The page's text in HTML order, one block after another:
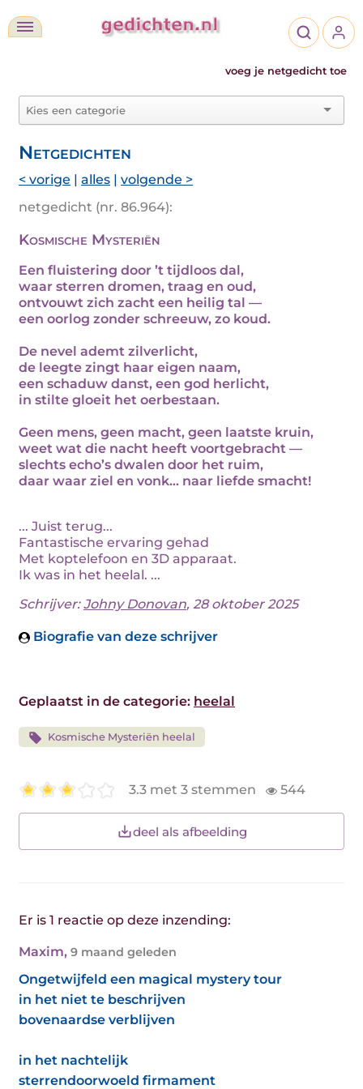
voeg je netgedicht toe
Netgedichten
< vorige | alles | volgende >
netgedicht (nr. 86.964):
Kosmische Mysteriën
Een fluistering door ’t tijdloos dal,
waar sterren dromen, traag en oud,
ontvouwt zich zacht een heilig tal —
een oorlog zonder schreeuw, zo koud.
De nevel ademt zilverlicht,
de leegte zingt haar eigen naam,
een schaduw danst, een god herlicht,
in stilte gloeit het oerbestaan.
Geen mens, geen macht, geen laatste kruin,
weet wat die nacht heeft voortgebracht —
slechts echo’s dwalen door het ruim,
daar waar ziel en vonk... naar liefde smacht!
... Juist terug...
Fantastische ervaring gehad
Met koptelefoon en 3D apparaat.
Ik was in het heelal. ...
Schrijver:Johny Donovan, 28 oktober 2025
Biografie van deze schrijver
Geplaatst in de categorie: heelal
Kosmische Mysteriën heelal
3.3 met 3 stemmen 544
deel als afbeelding
Er is 1 reactie op deze inzending:
Maxim, 9 maand geleden
Ongetwijfeld een magical mystery tour
in het niet te beschrijven
bovenaardse verblijven
in het nachtelijk
sterrendoorwoeld firmament